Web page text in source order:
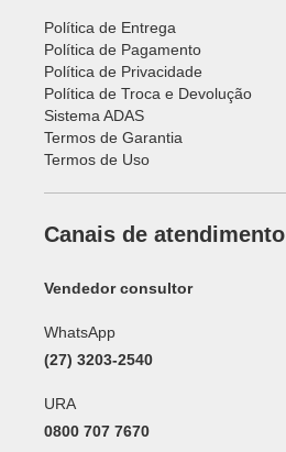
Política de Entrega
Política de Pagamento
Política de Privacidade
Política de Troca e Devolução
Sistema ADAS
Termos de Garantia
Termos de Uso
Canais de atendimento
Vendedor consultor
WhatsApp
(27) 3203-2540
URA
0800 707 7670